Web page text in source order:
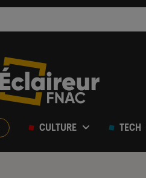
CULTURE TECH